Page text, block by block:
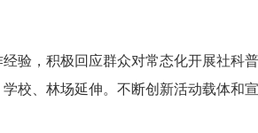
验，积极回应群众对常态化开展社科
校、林场延伸。不断创新活动载体和